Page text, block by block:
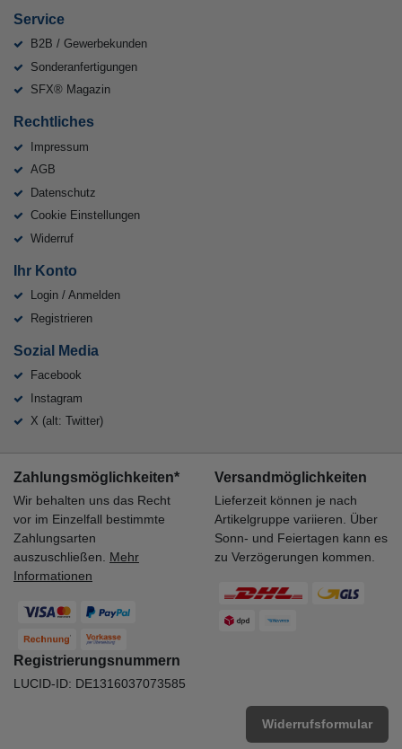
Service
B2B / Gewerbekunden
Sonderanfertigungen
SFX® Magazin
Rechtliches
Impressum
AGB
Datenschutz
Cookie Einstellungen
Widerruf
Ihr Konto
Login / Anmelden
Registrieren
Sozial Media
Facebook
Instagram
X (alt: Twitter)
Zahlungsmöglichkeiten*
Wir behalten uns das Recht
vor im Einzelfall bestimmte
Zahlungsarten
auszuschließen. Mehr
Informationen
Versandmöglichkeiten
Lieferzeit können je nach
Artikelgruppe variieren. Über
Sonn- und Feiertagen kann es
zu Verzögerungen kommen.
Registrierungsnummern
LUCID-ID: DE1316037073585
Widerrufsformular